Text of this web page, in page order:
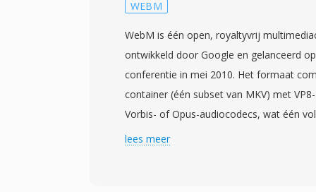
WEBM
WebM is één open, royaltyvrij
ontwikkeld door Google en gelanceerd
conferentie in mei 2010. Het formaat
container (één subset van MKV) met
Vorbis- of Opus-audiocodecs, wat één
creëert die specifiek is ontworpen voor
lees meer